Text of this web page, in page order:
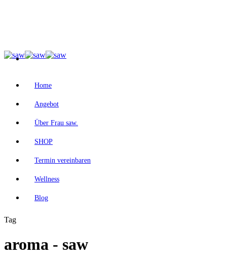
Home
Angebot
Über Frau saw.
SHOP
Termin vereinbaren
Wellness
Blog
Tag
aroma - saw